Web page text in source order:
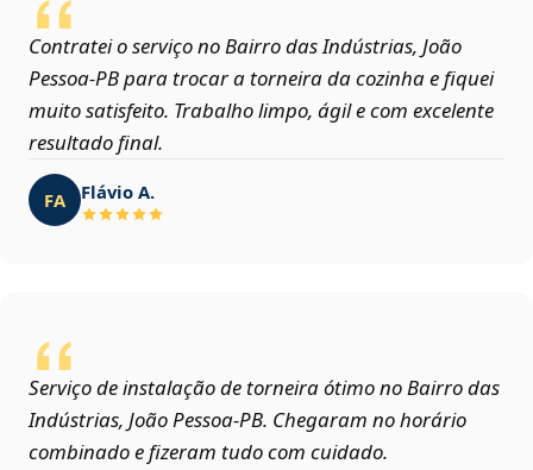
Contratei o serviço no Bairro das Indústrias, João
Pessoa‑PB para trocar a torneira da cozinha e fiquei
muito satisfeito. Trabalho limpo, ágil e com excelente
resultado final.
FA Flávio A.
Serviço de instalação de torneira ótimo no Bairro das
Indústrias, João Pessoa‑PB. Chegaram no horário
combinado e fizeram tudo com cuidado.